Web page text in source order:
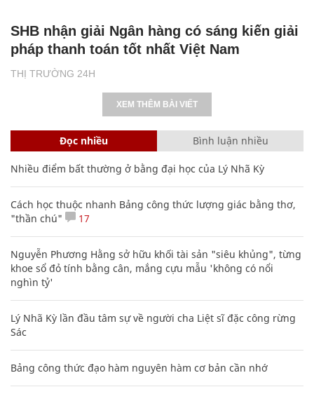
THỊ TRƯỜNG 24H
SHB nhận giải Ngân hàng có sáng kiến giải
pháp thanh toán tốt nhất Việt Nam
XEM THÊM BÀI VIẾT
Đọc nhiều Bình luận nhiều
Nhiều điểm bất thường ở bằng đại học của Lý Nhã Kỳ
Cách học thuộc nhanh Bảng công thức lượng giác bằng thơ,
"thần chú"
17
Nguyễn Phương Hằng sở hữu khối tài sản "siêu khủng", từng
khoe sổ đỏ tính bằng cân, mắng cựu mẫu 'không có nổi
nghìn tỷ'
Lý Nhã Kỳ lần đầu tâm sự về người cha Liệt sĩ đặc công rừng
Sác
Bảng công thức đạo hàm nguyên hàm cơ bản cần nhớ